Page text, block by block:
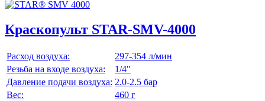
Краскопульт STAR-SMV-4000
Расход воздуха:
297-354 л/мин
Резьба на входе воздуха:
1/4"
Давление подачи воздуха: 2.0-2.5 бар
Вес:
460 г